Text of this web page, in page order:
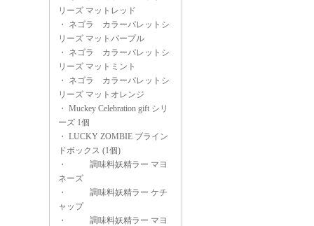
リーズ マットレッド
・ ネゴラ カラーパレットシ
リーズ マットパープル
・ ネゴラ カラーパレットシ
リーズ マットミント
・ ネゴラ カラーパレットシ
リーズ マットオレンジ
・ Muckey Celebration gift シリ
ーズ 1個
・ LUCKY ZOMBIE ブライン
ドボックス (1個)
・
調味料妖精ラー マヨ
ネーズ
・
調味料妖精ラー ケチ
ャップ
・
調味料妖精ラー マヨ